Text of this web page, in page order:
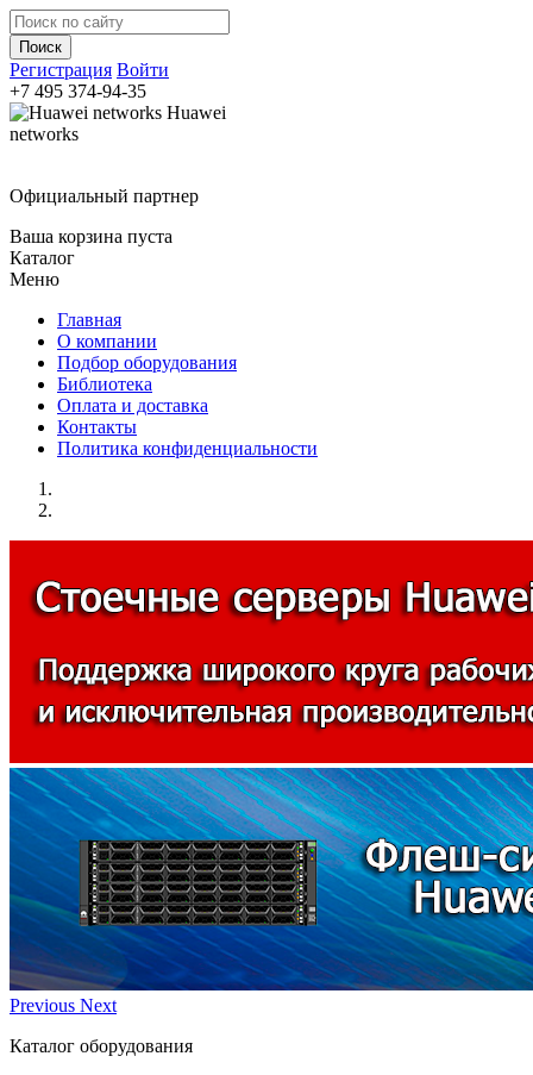
Регистрация Войти
+7 495 374-94-35
Huawei
networks
Официальный партнер
Ваша корзина пуста
Каталог
Меню
Главная
О компании
Подбор оборудования
Библиотека
Оплата и доставка
Контакты
Политика конфиденциальности
Previous Next
Каталог оборудования